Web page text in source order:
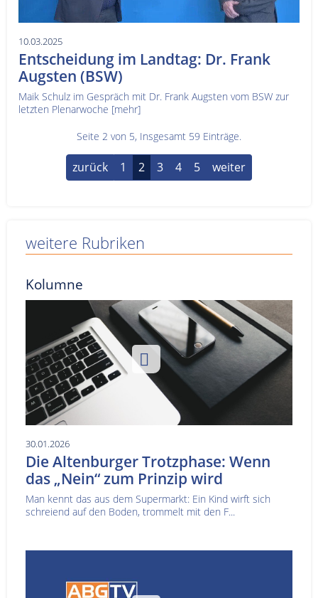
10.03.2025
Entscheidung im Landtag: Dr. Frank
Augsten (BSW)
Maik Schulz im Gespräch mit Dr. Frank Augsten vom BSW zur
letzten Plenarwoche [mehr]
Seite 2 von 5, Insgesamt 59 Einträge.
zurück 1 2 3 4 5 weiter
weitere Rubriken
Kolumne
30.01.2026
Die Altenburger Trotzphase: Wenn
das „Nein“ zum Prinzip wird
Man kennt das aus dem Supermarkt: Ein Kind wirft sich
schreiend auf den Boden, trommelt mit den F...